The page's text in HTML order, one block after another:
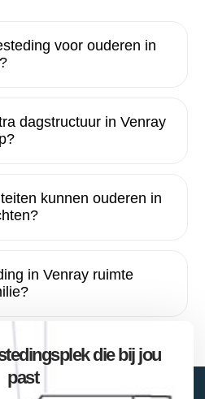
voor ouderen in
dagstructuur in Venray
kunnen ouderen in
in Venray ruimte
die bij jou
past